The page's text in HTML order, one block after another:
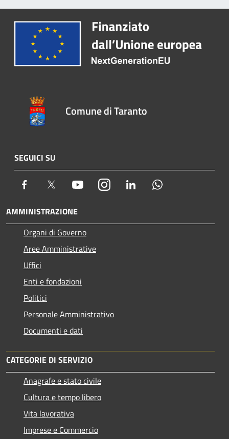
Comune di Taranto
SEGUICI SU
Facebook Twitter YoutubeInstagram LinkedIn
AMMINISTRAZIONE
Organi di Governo
Aree Amministrative
Uffici
Enti e fondazioni
Politici
Personale Amministrativo
Documenti e dati
CATEGORIE DI SERVIZIO
Anagrafe e stato civile
Cultura e tempo libero
Vita lavorativa
Imprese e Commercio